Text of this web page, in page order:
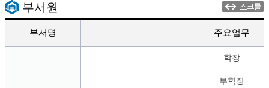
부서원 스크롤
부서명 주요업무
학장
부학장